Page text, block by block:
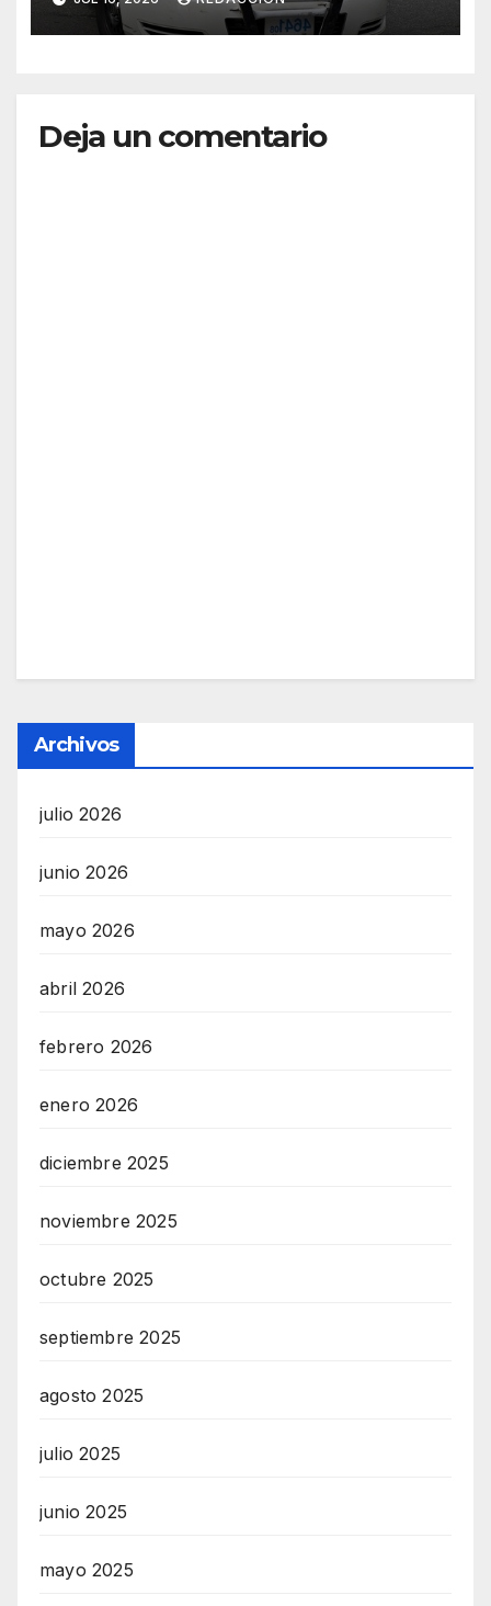
Deja un comentario
Archivos
julio 2026
junio 2026
mayo 2026
abril 2026
febrero 2026
enero 2026
diciembre 2025
noviembre 2025
octubre 2025
septiembre 2025
agosto 2025
julio 2025
junio 2025
mayo 2025